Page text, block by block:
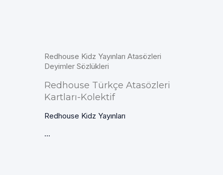
Redhouse Kidz Yayınları Atasözleri
Deyimler Sözlükleri
Redhouse Türkçe Atasözleri
Kartları-Kolektif
Redhouse Kidz Yayınları
...